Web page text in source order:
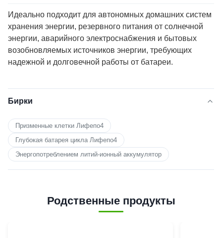
Идеально подходит для автономных домашних систем
хранения энергии, резервного питания от солнечной
энергии, аварийного электроснабжения и бытовых
возобновляемых источников энергии, требующих
надежной и долговечной работы от батареи.
Бирки
Призменные клетки Лифепо4
Глубокая батарея цикла Лифепо4
Энергопотреблением литий-ионный аккумулятор
Родственные продукты